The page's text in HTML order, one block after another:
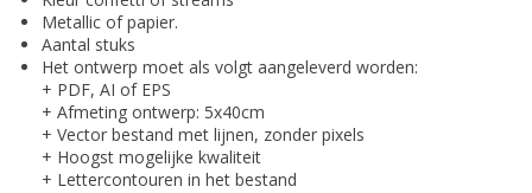
Metallic of papier.
Aantal stuks
Het ontwerp moet als volgt aangeleverd worden:
+ PDF, AI of EPS
+ Afmeting ontwerp: 5x40cm
+ Vector bestand met lijnen, zonder pixels
+ Hoogst mogelijke kwaliteit
+ Lettercontouren in het bestand